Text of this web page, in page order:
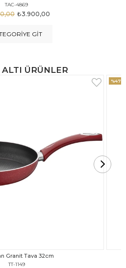
TAC-3817
₺3.250,00
GIT
ÜRÜNLER
Granit Tava 30cm
TT-1148
%18